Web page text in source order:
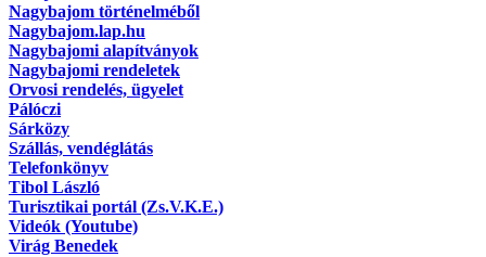
Nagybajom történelméből
Nagybajom.lap.hu
Nagybajomi alapítványok
Nagybajomi rendeletek
Orvosi rendelés, ügyelet
Pálóczi
Sárközy
Szállás, vendéglátás
Telefonkönyv
Tibol László
Turisztikai portál (Zs.V.K.E.)
Videók (Youtube)
Virág Benedek